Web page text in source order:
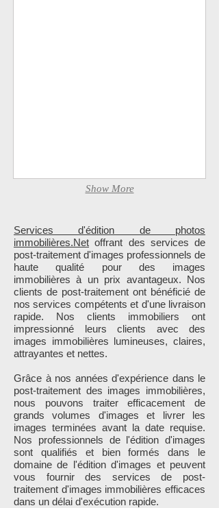
Show More
Services d'édition de photos
immobilières.Net offrant des services de
post-traitement d'images professionnels de
haute qualité pour des images
immobilières à un prix avantageux. Nos
clients de post-traitement ont bénéficié de
nos services compétents et d'une livraison
rapide. Nos clients immobiliers ont
impressionné leurs clients avec des
images immobilières lumineuses, claires,
attrayantes et nettes.
Grâce à nos années d'expérience dans le
post-traitement des images immobilières,
nous pouvons traiter efficacement de
grands volumes d'images et livrer les
images terminées avant la date requise.
Nos professionnels de l'édition d'images
sont qualifiés et bien formés dans le
domaine de l'édition d'images et peuvent
vous fournir des services de post-
traitement d'images immobilières efficaces
dans un délai d'exécution rapide.